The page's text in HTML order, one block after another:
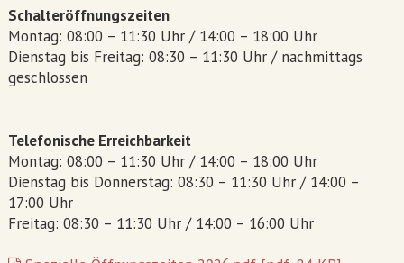
Schalteröffnungszeiten
Montag: 08:00 – 11:30 Uhr / 14:00 – 18:00 Uhr
Dienstag bis Freitag: 08:30 – 11:30 Uhr / nachmittags
geschlossen
Telefonische Erreichbarkeit
Montag: 08:00 – 11:30 Uhr / 14:00 – 18:00 Uhr
Dienstag bis Donnerstag: 08:30 – 11:30 Uhr / 14:00 –
17:00 Uhr
Freitag: 08:30 – 11:30 Uhr / 14:00 – 16:00 Uhr